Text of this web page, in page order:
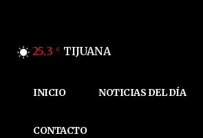
25.3 C TIJUANA
INICIO NOTICIAS DEL DÍA
CONTACTO